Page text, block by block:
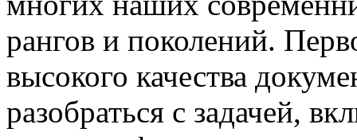
рангов и поколений.
высокого качества
разобраться с задачей,